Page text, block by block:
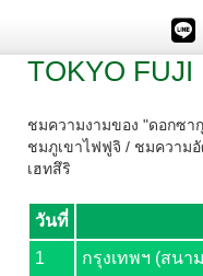
TOKYO
ชมความงามของ "ดอกซา
ชมภูเขาไฟฟูจิ / ชมความ
เฮทสึริ
วันที่
1
กรุงเทพฯ (สนา